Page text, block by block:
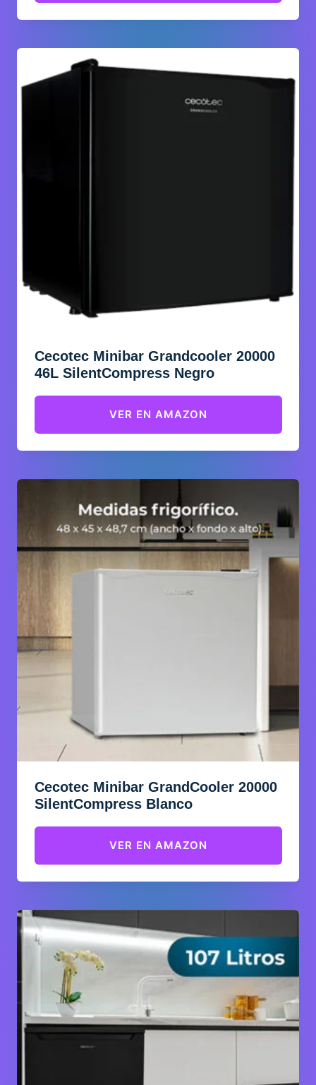
Cecotec Minibar Grandcooler 20000
46L SilentCompress Negro
VER EN AMAZON
Cecotec Minibar GrandCooler 20000
SilentCompress Blanco
VER EN AMAZON